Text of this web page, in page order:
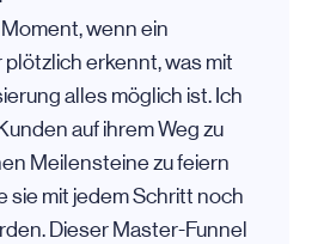
wenn ein
erkennt, was mit
alles möglich ist. Ich
auf ihrem Weg zu
Meilensteine zu feiern
sie mit jedem Schritt noch
Dieser Master-Funnel